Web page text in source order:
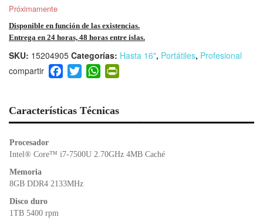
Próximamente
Disponible en función de las existencias.
Entrega en 24 horas, 48 horas entre islas.
SKU: 15204905 Categorías: Hasta 16", Portátiles, Profesional
F
a
e
b
o
T
wi
er
W
h
s
A
p
e
dl
Características Técnicas
Procesador
Intel® Core™ i7-7500U 2.70GHz 4MB Caché
Memoria
8GB DDR4 2133MHz
Disco duro
1TB 5400 rpm